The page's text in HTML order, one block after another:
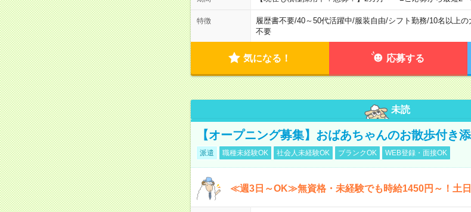
特徴 履歴書不要/40～50代活躍中/服装自由/シフト勤務/10名以上の
不要
気になる！ 応募する
未読
【オープニング募集】おばあちゃんのお散歩付き
派遣 職種未経験OK 社会人未経験OK ブランクOK WEB登録・面接OK
≪週3日～OK≫無資格・未経験でも時給1450円～！土日